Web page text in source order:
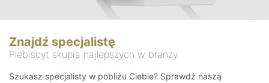
Znajdź specjalistę
Plebiscyt skupia najlepszych w branży
Szukasz specjalisty w pobliżu Ciebie? Sprawdź naszą